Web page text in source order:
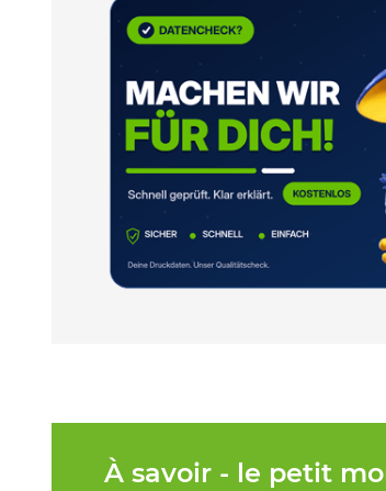
À savoir - le petit